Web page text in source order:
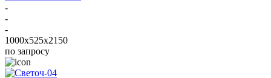
-
-
-
1000x525x2150
по запросу